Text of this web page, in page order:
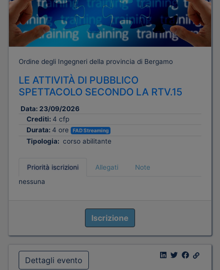
Ordine degli Ingegneri della provincia di Bergamo
LE ATTIVITÀ DI PUBBLICO
SPETTACOLO SECONDO LA RTV.15
Data: 23/09/2026
Crediti: 4 cfp
Durata: 4 ore FAD Streaming
Tipologia: corso abilitante
Priorità iscrizioni Allegati
Note
nessuna
Iscrizione
Dettagli evento